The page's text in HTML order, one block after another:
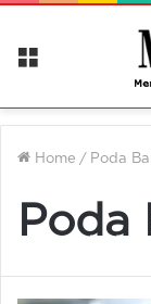
Menu
Home / Poda
Poda